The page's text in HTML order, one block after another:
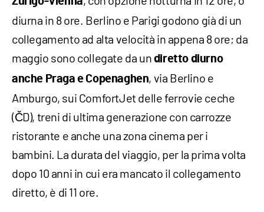
diurna in 8 ore. Berlino e Parigi godono già di un
collegamento ad alta velocità in appena 8 ore; da
maggio sono collegate da un diretto diurno
anche Praga e Copenaghen, via Berlino e
Amburgo, sui ComfortJet delle ferrovie ceche
(ČD), treni di ultima generazione con carrozze
ristorante e anche una zona cinema per i
bambini. La durata del viaggio, per la prima volta
dopo 10 anni in cui era mancato il collegamento
diretto, è di 11 ore.